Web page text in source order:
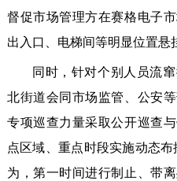
督促市场管理方在赛格电子
出入口、电梯间等明显位置悬
同时，针对个别人员流
北街道会同市场监管、公安
专项巡查力量采取公开巡查
点区域、重点时段实施动态
为，第一时间进行制止、带